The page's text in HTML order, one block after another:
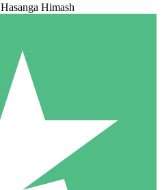
Hasanga Himash